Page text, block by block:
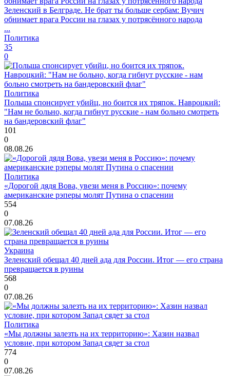
Зеленский в Белграде. Не брат ты больше сербам: Вучич
обнимает врага России на глазах у потрясённого народа
...
Политика
35
0
Политика
Польша спонсирует убийц, но боится их тряпок. Навроцкий:
"Нам не больно, когда гибнут русские - нам больно смотреть
на бандеровский флаг"
101
0
08.08.26
Политика
«Дорогой дядя Вова, увези меня в Россию»: почему
американские рэперы молят Путина о спасении
554
0
07.08.26
Украина
Зеленский обещал 40 дней ада для России. Итог — его страна
превращается в руины
568
0
07.08.26
Политика
«Мы должны залезть на их территорию»: Хазин назвал
условие, при котором Запад сядет за стол
774
0
07.08.26